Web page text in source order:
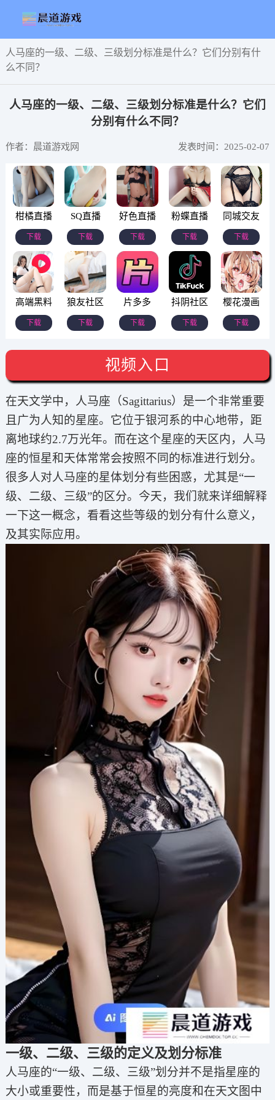
人马座的一级、二级、三级划分标准是什么？它们分别有什
么不同？
人马座的一级、二级、三级划分标准是什么？它们
分别有什么不同？
作者：晨道游戏网 发表时间：2025-02-07
柑橘直播
下载
SQ直播
下载
好色直播
下载
粉蝶直播
下载
同城交友
下载
高端黑料
下载
狼友社区
下载
片多多
下载
抖阴社区
下载
樱花漫画
下载
视频入口
在天文学中，人马座（Sagittarius）是一个非常重要
且广为人知的星座。它位于银河系的中心地带，距
离地球约2.7万光年。而在这个星座的天区内，人马
座的恒星和天体常常会按照不同的标准进行划分。
很多人对人马座的星体划分有些困惑，尤其是“一
级、二级、三级”的区分。今天，我们就来详细解释
一下这一概念，看看这些等级的划分有什么意义，
及其实际应用。
一级、二级、三级的定义及划分标准
人马座的“一级、二级、三级”划分并不是指星座的
大小或重要性，而是基于恒星的亮度和在天文图中